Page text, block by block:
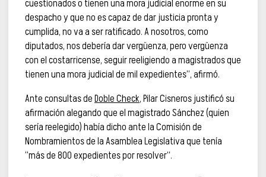
cuestionados o tienen una mora judicial enorme en su
despacho y que no es capaz de dar justicia pronta y
cumplida, no va a ser ratificado. A nosotros, como
diputados, nos debería dar vergüenza, pero vergüenza
con el costarricense, seguir reeligiendo a magistrados que
tienen una mora judicial de mil expedientes”, afirmó.
Ante consultas deDoble Check, Pilar Cisneros justificó su
afirmación alegando que el magistrado Sánchez (quien
sería reelegido) había dicho ante la Comisión de
Nombramientos de la Asamblea Legislativa que tenía
“más de 800 expedientes por resolver”.